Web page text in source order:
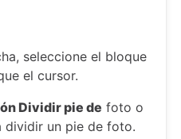
seleccione el bloque
el cursor.
Dividir pie de foto o
dividir un pie de foto.